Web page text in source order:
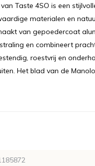
Taste 4SO is een
materialen en
van gepoedercoat
en combineert
roestvrij en
Het blad van de Manolo